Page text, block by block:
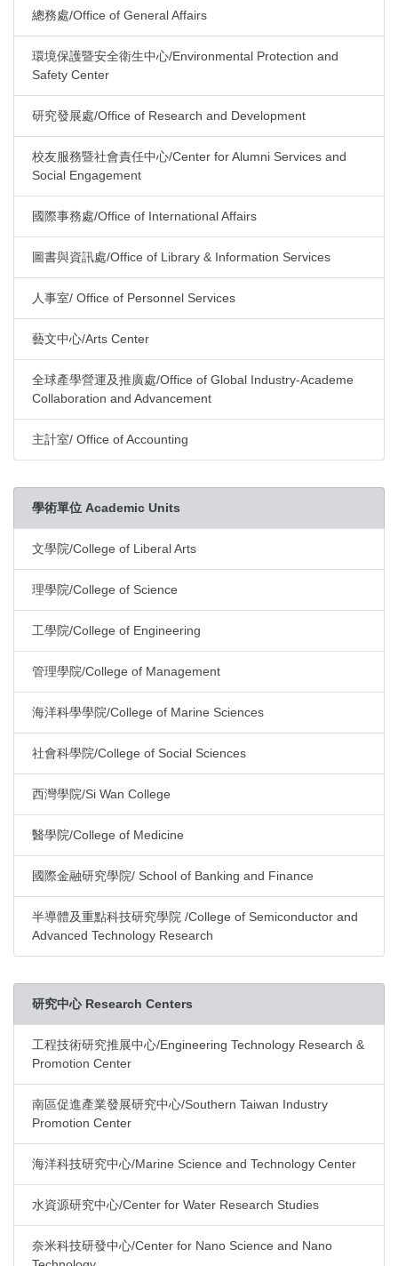
總務處/Office of General Affairs
環境保護暨安全衛生中心/Environmental Protection and
Safety Center
研究發展處/Office of Research and Development
校友服務暨社會責任中心/Center for Alumni Services and
Social Engagement
國際事務處/Office of International Affairs
圖書與資訊處/Office of Library & Information Services
人事室/ Office of Personnel Services
藝文中心/Arts Center
全球產學營運及推廣處/Office of Global Industry-Academe
Collaboration and Advancement
主計室/ Office of Accounting
學術單位 Academic Units
文學院/College of Liberal Arts
理學院/College of Science
工學院/College of Engineering
管理學院/College of Management
海洋科學學院/College of Marine Sciences
社會科學院/College of Social Sciences
西灣學院/Si Wan College
醫學院/College of Medicine
國際金融研究學院/ School of Banking and Finance
半導體及重點科技研究學院 /College of Semiconductor and
Advanced Technology Research
研究中心 Research Centers
工程技術研究推展中心/Engineering Technology Research &
Promotion Center
南區促進產業發展研究中心/Southern Taiwan Industry
Promotion Center
海洋科技研究中心/Marine Science and Technology Center
水資源研究中心/Center for Water Research Studies
奈米科技研發中心/Center for Nano Science and Nano